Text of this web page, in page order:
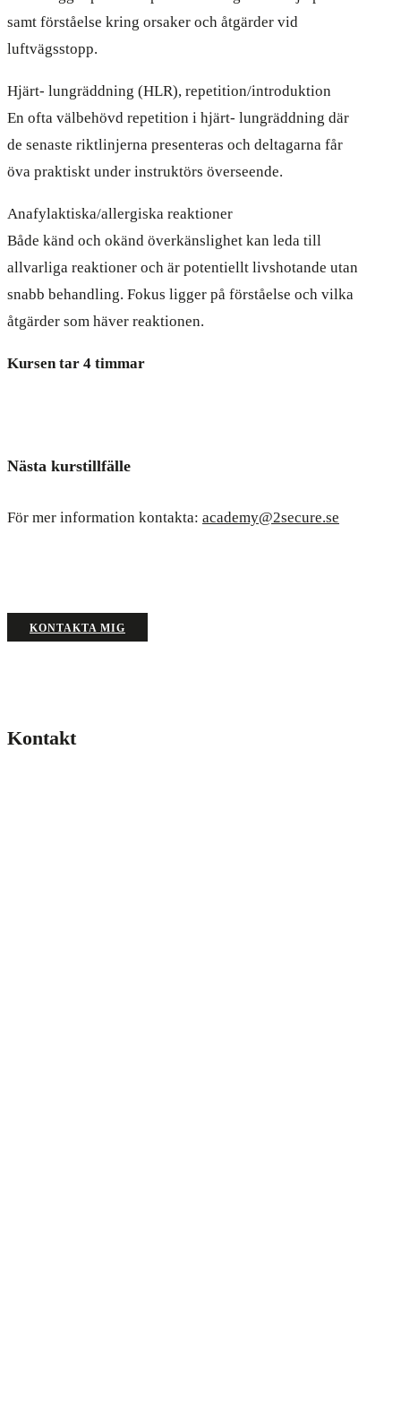
samt förståelse kring orsaker och åtgärder vid
luftvägsstopp.
Hjärt- lungräddning (HLR), repetition/introduktion
En ofta välbehövd repetition i hjärt- lungräddning där
de senaste riktlinjerna presenteras och deltagarna får
öva praktiskt under instruktörs överseende.
Anafylaktiska/allergiska reaktioner
Både känd och okänd överkänslighet kan leda till
allvarliga reaktioner och är potentiellt livshotande utan
snabb behandling. Fokus ligger på förståelse och vilka
åtgärder som häver reaktionen.
Kursen tar 4 timmar
Nästa kurstillfälle
För mer information kontakta: academy@2secure.se
KONTAKTA MIG
Kontakt